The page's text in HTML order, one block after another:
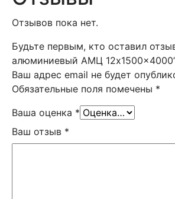
Отзывов пока нет.
Будьте первым, кто оставил
алюминиевый АМЦ
Ваш адрес email не будет
Обязательные поля помечены *
Ваша оценка *
Ваш отзыв *